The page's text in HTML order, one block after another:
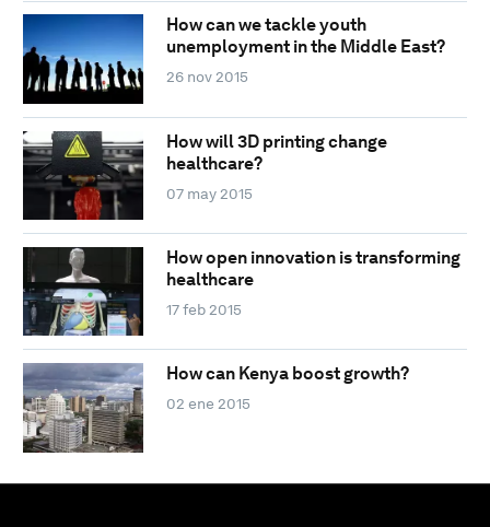
How can we tackle youth
unemployment in the Middle East?
26 nov 2015
How will 3D printing change
healthcare?
07 may 2015
How open innovation is transforming
healthcare
17 feb 2015
How can Kenya boost growth?
02 ene 2015